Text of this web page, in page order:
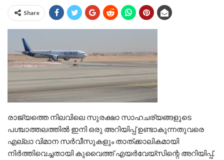
Share
രാജ്യത്തെ നിലവിലെ സുരക്ഷാ സാഹചര്യങ്ങളുടെ
പശ്ചാത്തലത്തിൽ ഇനി ഒരു അറിയിപ്പ് ഉണ്ടാകുന്നതുവരെ
എല്ലാ വിമാന സർവീസുകളും താത്ക്കാലികമായി
നിർത്തിവെച്ചതായി കുവൈത്ത് എയർവേയ്‌സിന്റെ അറിയിപ്പ്.